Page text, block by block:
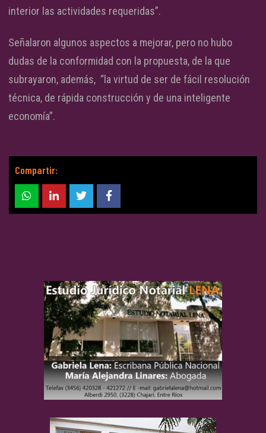
interior las actividades requeridas”.
Señalaron algunos aspectos a mejorar, pero no hubo
dudas de la conformidad con la propuesta, de la que
subrayaron, además, “la virtud de ser de fácil resolución
técnica, de rápida construcción y de una inteligente
economía”.
Compartir: